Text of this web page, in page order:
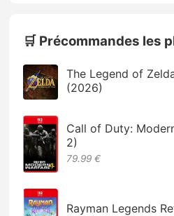
🛒 Précommandes les
The Legend of
(2026)
Call of Duty:
2)
79.99 €
Rayman Legends